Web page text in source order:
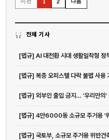
이전 1 2 다음
전체 기사
[법규] AI 대전환 시대 생활밀착형 정
[법규] 복층 오피스텔 다락 불법 사용
[법규] 외부인 출입 금지… ‘우리만의’